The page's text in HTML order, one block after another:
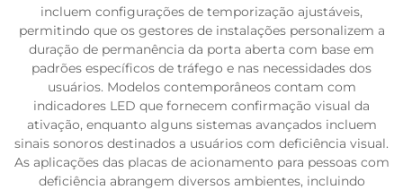
incluem configurações de temporização ajustáveis,
permitindo que os gestores de instalações personalizem a
duração de permanência da porta aberta com base em
padrões específicos de tráfego e nas necessidades dos
usuários. Modelos contemporâneos contam com
indicadores LED que fornecem confirmação visual da
ativação, enquanto alguns sistemas avançados incluem
sinais sonoros destinados a usuários com deficiência visual.
As aplicações das placas de acionamento para pessoas com
deficiência abrangem diversos ambientes, incluindo